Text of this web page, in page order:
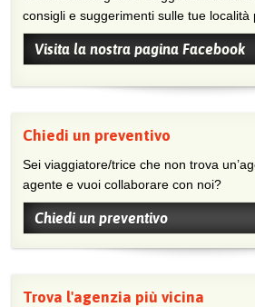
consigli e suggerimenti sulle tue località
Visita la nostra pagina Facebook
Chiedi un preventivo
Sei viaggiatore/trice che non trova un’agenzia vicina o sei
agente e vuoi collaborare con noi?
Chiedi un preventivo
Trova l'agenzia più vicina